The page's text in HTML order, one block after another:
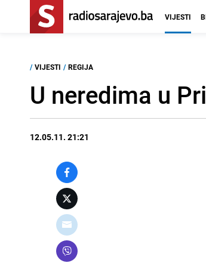
VIJESTI
/ VIJESTI / REGIJA
U neredima u
12.05.11. 21:21